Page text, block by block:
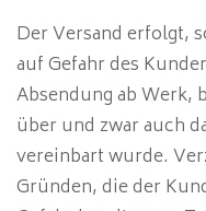
Der Versand erfolgt,
auf Gefahr des
Absendung ab Werk,
über und zwar auch
vereinbart wurde.
Gründen, die der